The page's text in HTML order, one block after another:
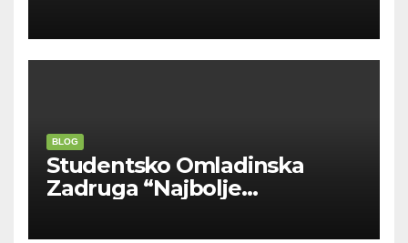
BLOG
Studentsko Omladinska
Zadruga “Najbolje